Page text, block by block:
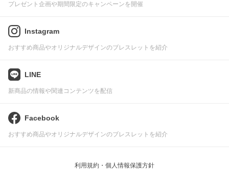
プレゼント企画や期間限定のキャンペーンを開催
Instagram
おすすめ商品やオリジナルデザインのブレスレットを紹介
LINE
新商品の情報や関連コンテンツを配信
Facebook
おすすめ商品やオリジナルデザインのブレスレットを紹介
利用規約・個人情報保護方針